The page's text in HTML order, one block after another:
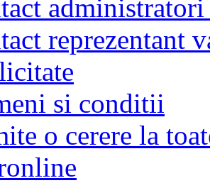
reprezentant
si conditii
o cerere la